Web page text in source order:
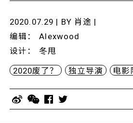
2020.07.29 | BY 肖途 |
编辑 ：
Alexwood
设计 ： 冬甩
2020废了？ 独立导演 电影